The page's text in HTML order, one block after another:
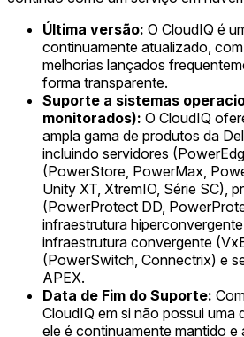
Última versão: O CloudIQ é
continuamente atualizado,
melhorias lançados
forma transparente.
Suporte a sistemas
monitorados): O CloudIQ
ampla gama de produtos da
incluindo servidores
(PowerStore, PowerMax,
Unity XT, XtremIO, Série SC),
(PowerProtect DD,
infraestrutura
infraestrutura convergente
(PowerSwitch, Connectrix) e
APEX.
Data de Fim do Suporte:
CloudIQ em si não possui uma
ele é continuamente mantido e